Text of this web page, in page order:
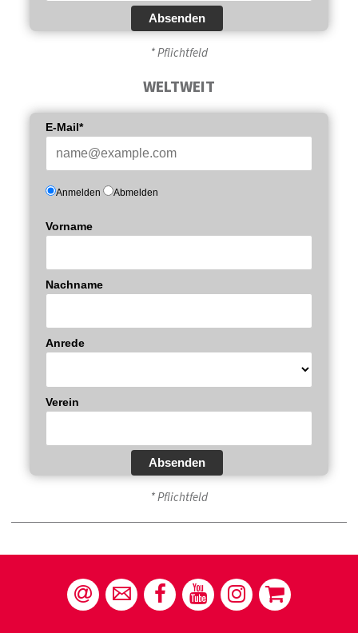
Absenden
* Pflichtfeld
WELTWEIT
E-Mail*
Anmelden Abmelden
Vorname
Nachname
Anrede
Verein
Absenden
* Pflichtfeld